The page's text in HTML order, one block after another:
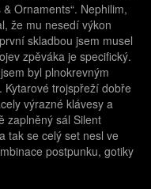
Ornaments“. Nephilim,
že mu nesedí výkon
skladbou jsem musel
zpěváka je specifický.
byl plnokrevným
trojspřeží dobře
výrazné klávesy a
zaplněný sál Silent
tak se celý set nesl ve
postpunku, gotiky